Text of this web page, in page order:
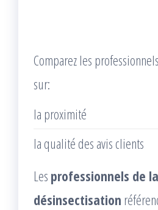
Comparez les
sur:
la proximité
la qualité des avis clients
Les professionnels de la
désinsectisation